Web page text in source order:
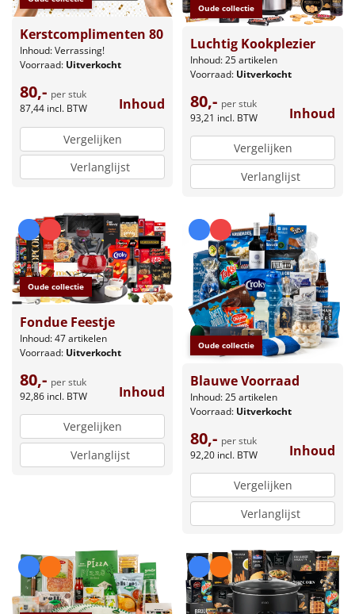
Kerstcomplimenten 80
Inhoud: Verrassing!
Voorraad: Uitverkocht
80,- per stuk
87,44 incl. BTW Inhoud
Vergelijken
Verlanglijst
Oude collectie
Luchtig Kookplezier
Inhoud: 25 artikelen
Voorraad: Uitverkocht
80,- per stuk
93,21 incl. BTW Inhoud
Vergelijken
Verlanglijst
Oude collectie
Fondue Feestje
Inhoud: 47 artikelen
Voorraad: Uitverkocht
80,- per stuk
92,86 incl. BTW Inhoud
Vergelijken
Verlanglijst
Oude collectie
Blauwe Voorraad
Inhoud: 25 artikelen
Voorraad: Uitverkocht
80,- per stuk
92,20 incl. BTW Inhoud
Vergelijken
Verlanglijst